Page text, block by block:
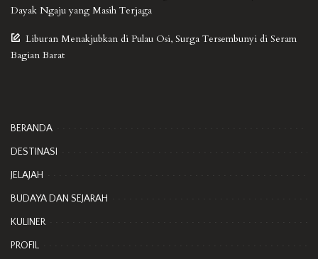
Dayak Ngaju yang Masih Terjaga
Liburan Menakjubkan di Pulau Osi, Surga Tersembunyi di Seram
Bagian Barat
BERANDA
DESTINASI
JELAJAH
BUDAYA DAN SEJARAH
KULINER
PROFIL